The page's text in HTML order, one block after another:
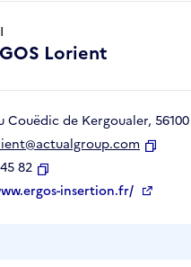
Lorient
Couëdic de Kergoualer,
82
Copierinsertion.fr/